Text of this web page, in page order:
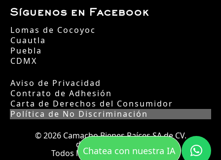
Síguenos en Facebook
Lomas de Cocoyoc
Cuautla
Puebla
CDMX
Aviso de Privacidad
Contrato de Adhesión
Carta de Derechos del Consumidor
Política de No Discriminación
© 2026 Camacho Bienes Raíces SA de CV.
desde el año 2002.
Todos los derechos reservados.
Chatea con nuestra IA